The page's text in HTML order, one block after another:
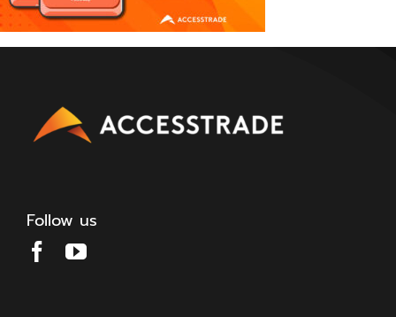
Follow us